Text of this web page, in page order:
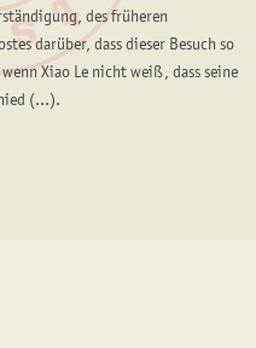
des früheren
darüber, dass dieser Besuch so
Xiao Le nicht weiß, dass seine
(...).